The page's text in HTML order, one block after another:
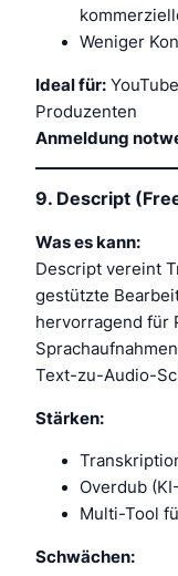
Weniger
Ideal für:
Produzenten
Anmeldung
9. Descript
Was es kann:
Descript vereint
gestützte
hervorragend für
Text-zu-Audio-
Stärken:
Overdub
Multi-Tool
Schwächen: